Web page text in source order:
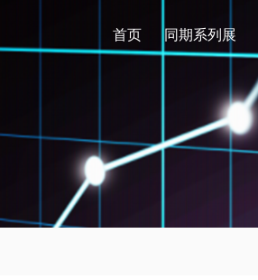
首页 同期系列展